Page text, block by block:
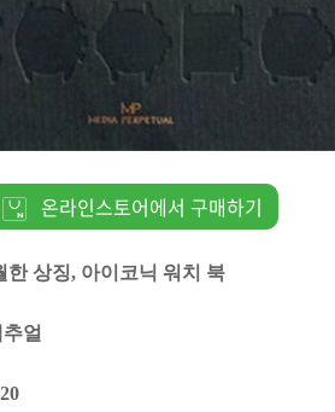
온라인스토어에서 구매하기
한 상징, 아이코닉 워치 북
얼